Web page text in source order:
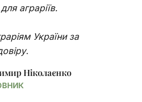
аграріїв.
України за
.
Ніколаєнко